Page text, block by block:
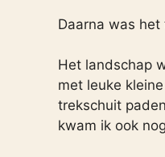
Daarna was
Het landschap
met leuke
trekschuit
kwam ik ook